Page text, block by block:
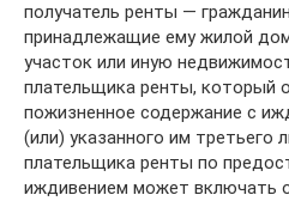
получатель ренты —
принадлежащие ему жилой
участок или иную
плательщика ренты, который
пожизненное содержание с
(или) указанного им третьего
плательщика ренты по
иждивением может включать